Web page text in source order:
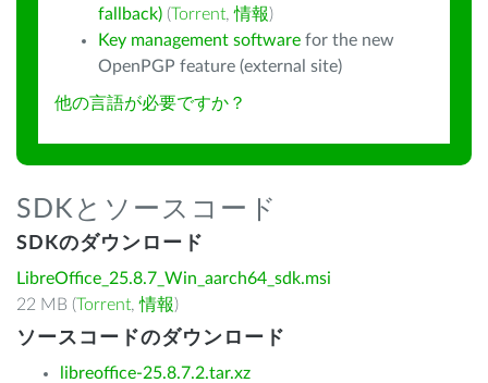
fallback) (Torrent,情報)
Key management software for the new
OpenPGP feature (external site)
他の言語が必要ですか？
SDKとソースコード
SDKのダウンロード
LibreOffice_25.8.7_Win_aarch64_sdk.msi
22 MB (Torrent,情報)
ソースコードのダウンロード
libreoffice-25.8.7.2.tar.xz